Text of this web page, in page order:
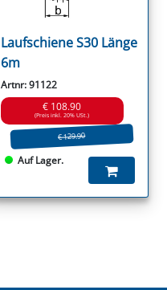
Laufschiene S30 Länge
6m
Artnr: 91122
€ 108.90
(Preis inkl. 20% USt.)
€ 129.90
Auf Lager.